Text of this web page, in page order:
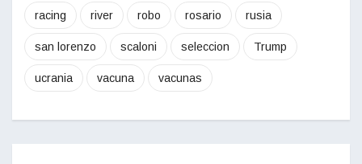
racing river robo rosario rusia
san lorenzo scaloni seleccion Trump
ucrania vacuna vacunas